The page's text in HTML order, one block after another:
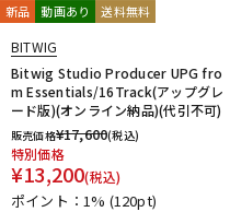
新品 動画あり 送料無料
BITWIG
Bitwig Studio Producer UPG fro
m Essentials/16Track(アップグレ
ード版)(オンライン納品)(代引不可)
販売価格¥17,600(税込)
特別価格
¥13,200(税込)
ポイント：1% (120pt)